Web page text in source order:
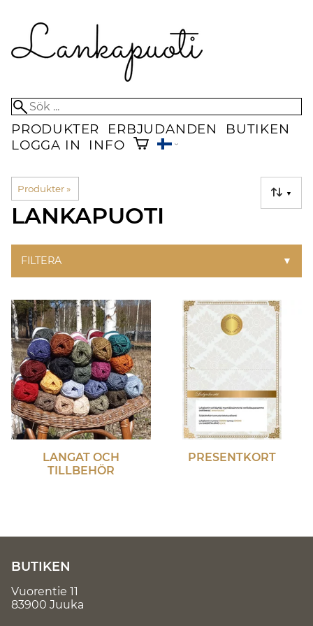
PRODUKTER ERBJUDANDEN
BUTIKEN
LOGGA IN
INFO
Produkter‪» ▼
LANKAPUOTI
FILTERA ▼
LANGAT OCH
TILLBEHÖR
PRESENTKORT
BUTIKEN
Vuorentie 11
83900 Juuka